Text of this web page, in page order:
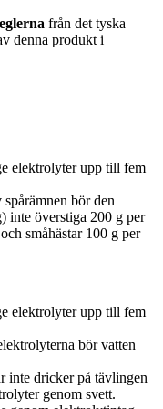
från det tyska
denna produkt i
elektrolyter upp till fem
bör den
inte överstiga 200 g per
småhästar 100 g per
elektrolyter upp till fem
bör vatten
inte dricker på tävlingen
genom svett.